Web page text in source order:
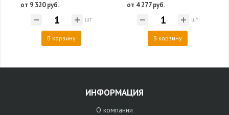
от 9 320 руб.
шт
В корзину
от 4 277 руб.
шт
В корзину
ИНФОРМАЦИЯ
О компании